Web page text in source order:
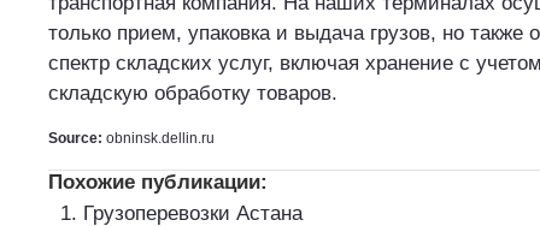
только прием, упаковка и выдача грузов, но также
спектр складских услуг, включая хранение с
складскую обработку товаров.
Source: obninsk.dellin.ru
Похожие публикации:
Грузоперевозки Астана